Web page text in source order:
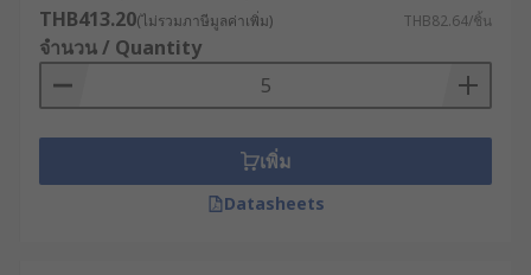
THB413.20(ไม่รวมภาษีมูลค่าเพิ่ม) THB82.64/ชิ้น
จำนวน / Quantity
เพิ่ม
Datasheets